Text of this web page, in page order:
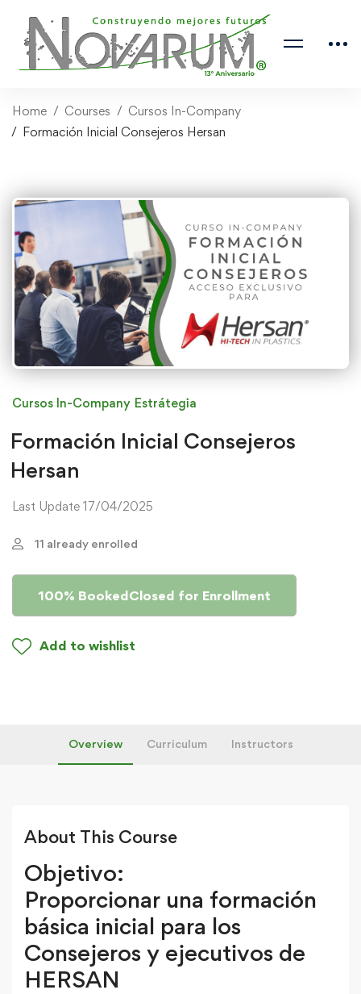
Home Courses
Cursos In-Company
Formación Inicial Consejeros Hersan
Cursos In-Company Estrátegia
Formación Inicial Consejeros
Hersan
Last Update 17/04/2025
11 already enrolled
100% BookedClosed for Enrollment
Add to wishlist
Overview Curriculum Instructors
About This Course
Objetivo:
Proporcionar una formación
básica inicial para los
Consejeros y ejecutivos de
HERSAN